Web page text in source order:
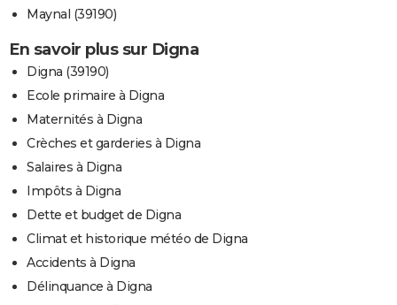
Maynal (39190)
En savoir plus sur Digna
Digna (39190)
Ecole primaire à Digna
Maternités à Digna
Crèches et garderies à Digna
Salaires à Digna
Impôts à Digna
Dette et budget de Digna
Climat et historique météo de Digna
Accidents à Digna
Délinquance à Digna